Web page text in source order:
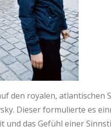
den royalen, atlantischen
Dieser formulierte es
das Gefühl einer